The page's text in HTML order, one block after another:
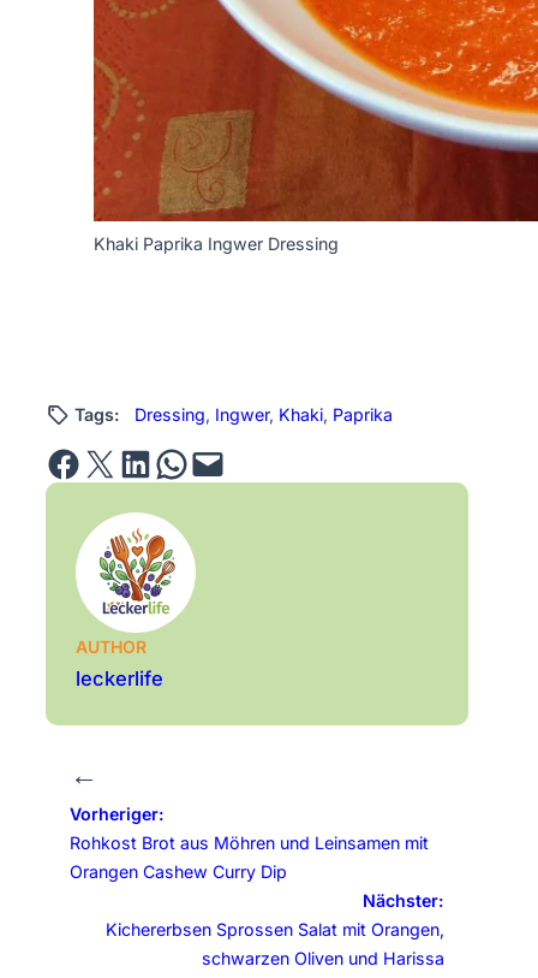
Khaki Paprika Ingwer Dressing
Tags: Dressing, Ingwer, Khaki, Paprika
Share on Facebook Email this Page Share on LinkedIn Share on WhatsApp Email this Page
AUTHOR
leckerlife
←
Vorheriger:
Rohkost Brot aus Möhren und Leinsamen mit
Orangen Cashew Curry Dip
Nächster:
Kichererbsen Sprossen Salat mit Orangen,
schwarzen Oliven und Harissa